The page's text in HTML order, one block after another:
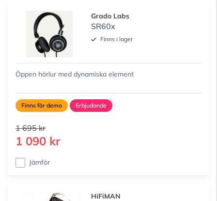
Grado Labs
SR60x
Finns i lager
Öppen hörlur med dynamiska element
Finns för demo Erbjudande
1 695 kr
1 090 kr
Jämför
HiFiMAN